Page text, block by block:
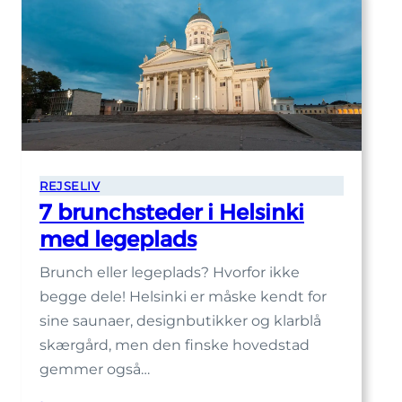
REJSELIV
7 brunchsteder i Helsinki
med legeplads
Brunch eller legeplads? Hvorfor ikke
begge dele! Helsinki er måske kendt for
sine saunaer, designbutikker og klarblå
skærgård, men den finske hovedstad
gemmer også…